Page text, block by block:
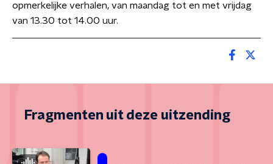
opmerkelijke verhalen, van maandag tot en met vrijdag
van 13.30 tot 14.00 uur.
Fragmenten uit deze uitzending